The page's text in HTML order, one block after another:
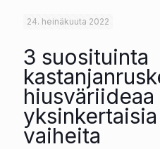
24. heinäkuuta 2022
3 suosituinta
hiusväriideaa
vaiheita